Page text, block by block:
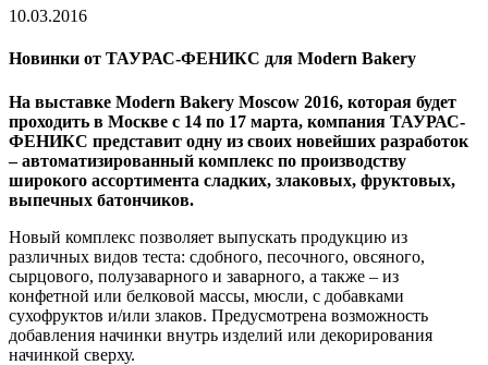
10.03.2016
Новинки от ТАУРАС-ФЕНИКС для Modern Bakery
На выставке Modern Bakery Moscow 2016, которая будет
проходить в Москве с 14 по 17 марта, компания ТАУРАС-
ФЕНИКС представит одну из своих новейших разработок
– автоматизированный комплекс по производству
широкого ассортимента сладких, злаковых, фруктовых,
выпечных батончиков.
Новый комплекс позволяет выпускать продукцию из
различных видов теста: сдобного, песочного, овсяного,
сырцового, полузаварного и заварного, а также – из
конфетной или белковой массы, мюсли, с добавками
сухофруктов и/или злаков. Предусмотрена возможность
добавления начинки внутрь изделий или декорирования
начинкой сверху.